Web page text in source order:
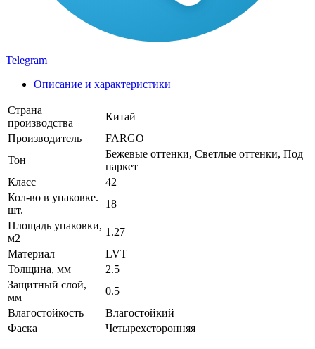
Telegram
Описание и характеристики
Страна
производства
Китай
Производитель
FARGO
Тон
Бежевые оттенки, Светлые оттенки, Под
паркет
Класс
42
Кол-во в упаковке.
шт.
18
Площадь упаковки,
м2
1.27
Материал
LVT
Толщина, мм
2.5
Защитный слой,
мм
0.5
Влагостойкость
Влагостойкий
Фаска
Четырехсторонняя